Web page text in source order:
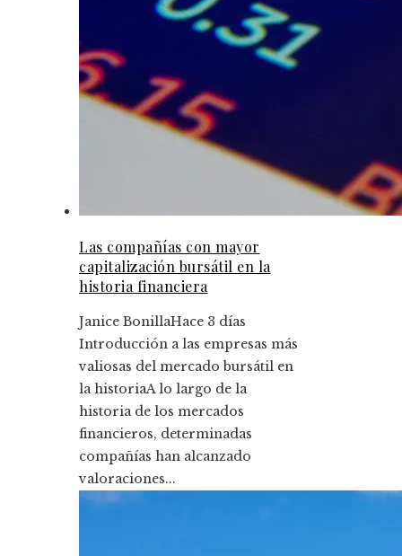
Las compañías con mayor
capitalización bursátil en la
historia financiera
Janice BonillaHace 3 días
Introducción a las empresas más
valiosas del mercado bursátil en
la historiaA lo largo de la
historia de los mercados
financieros, determinadas
compañías han alcanzado
valoraciones...